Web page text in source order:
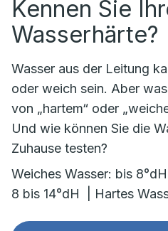
Kennen Sie
Wasserhärte?
Wasser aus der Leitung
oder weich sein. Aber
von „hartem“ oder
Und wie können Sie die
Zuhause testen?
Weiches Wasser: bis
8 bis 14°dH | Hartes